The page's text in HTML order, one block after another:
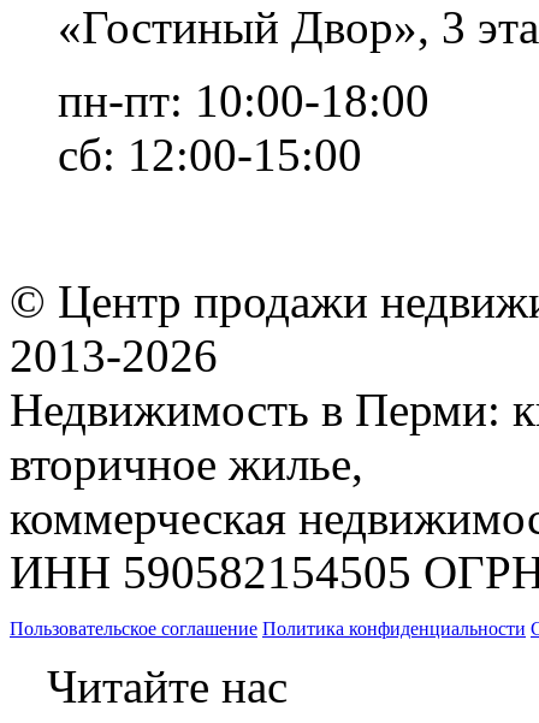
«Гостиный Двор», 3
пн-пт: 10:00-18:00
сб: 12:00-15:00
© Центр продажи
2013-2026
Недвижимость в Перми:
вторичное жилье,
коммерческая
ИНН 590582154505
Пользовательское соглашение Политика конфиденциальности
Читайте нас